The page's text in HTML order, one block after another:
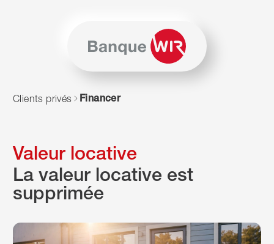
JavaScript est nécessaire pour naviguer sur ce site.
Clients privés Financer
Valeur locative
La valeur locative est
supprimée